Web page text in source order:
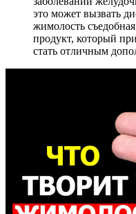
это может вызвать
жимолость
продукт, который
стать отличным